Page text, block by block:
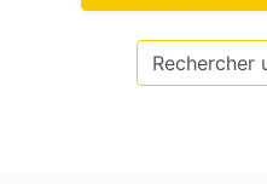
Rechercher